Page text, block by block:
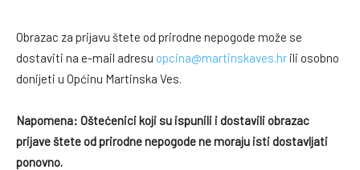
Obrazac za prijavu štete od prirodne nepogode može se
dostaviti na e-mail adresu opcina@martinskaves.hr ili osobno
donijeti u Općinu Martinska Ves.
Napomena: Oštećenici koji su ispunili i dostavili obrazac
prijave štete od prirodne nepogode ne moraju isti dostavljati
ponovno.